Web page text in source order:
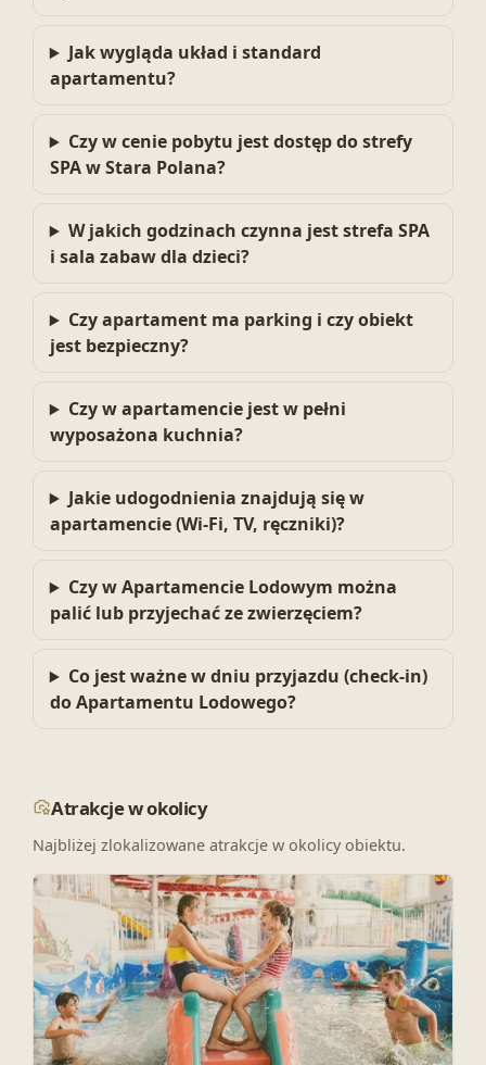
Jak wygląda układ i standard
apartamentu?
Czy w cenie pobytu jest dostęp do strefy
SPA w Stara Polana?
W jakich godzinach czynna jest strefa SPA
i sala zabaw dla dzieci?
Czy apartament ma parking i czy obiekt
jest bezpieczny?
Czy w apartamencie jest w pełni
wyposażona kuchnia?
Jakie udogodnienia znajdują się w
apartamencie (Wi‑Fi, TV, ręczniki)?
Czy w Apartamencie Lodowym można
palić lub przyjechać ze zwierzęciem?
Co jest ważne w dniu przyjazdu (check-in)
do Apartamentu Lodowego?
Atrakcje w okolicy
Najbliżej zlokalizowane atrakcje w okolicy obiektu.